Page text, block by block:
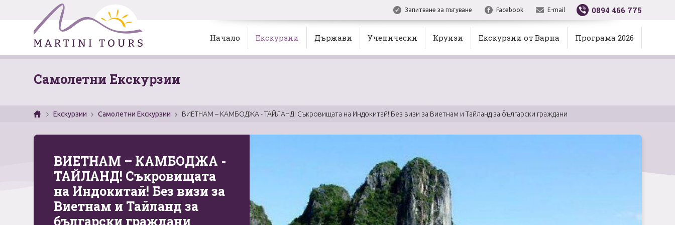
Запитване за пътуване Facebook E-mail 0894 466 775
Начало Екскурзии Държави Ученически Круизи Екскурзии от Варна Програма 2026
Самолетни Екскурзии
Екскурзии Самолетни Екскурзии ВИЕТНАМ – КАМБОДЖА - ТАЙЛАНД! Съкровищата на Индокитай! Без визи за Виетнам и Тайланд за български граждани
ВИЕТНАМ – КАМБОДЖА -
ТАЙЛАНД! Съкровищата
на Индокитай! Без визи за
Виетнам и Тайланд за
български граждани